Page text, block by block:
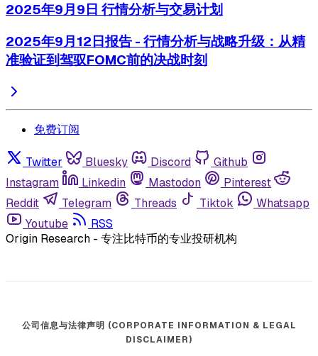
2025年9月9日 行情分析与交易计划
2025年9月12日报告 - 行情分析与战略升级：从精
准验证到驾驭FOMC前的决战时刻
免费订阅
Twitter Bluesky Discord
Github
Instagram
Linkedin Mastodon
Pinterest
Reddit
Telegram Threads Tiktok
Whatsapp
Youtube
RSS
Origin Research - 专注比特币的专业投研机构
公司信息与法律声明 (CORPORATE INFORMATION & LEGAL
DISCLAIMER)